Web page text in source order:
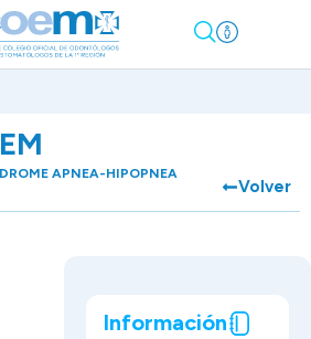
APNEA-HIPOPNEA
Volver
Información